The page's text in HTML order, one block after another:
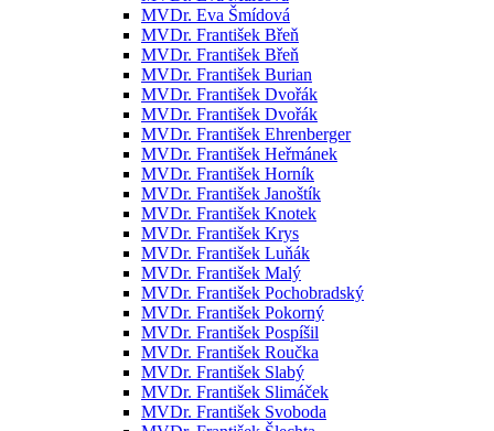
MVDr. Eva Šmídová
MVDr. František Břeň
MVDr. František Břeň
MVDr. František Burian
MVDr. František Dvořák
MVDr. František Dvořák
MVDr. František Ehrenberger
MVDr. František Heřmánek
MVDr. František Horník
MVDr. František Janoštík
MVDr. František Knotek
MVDr. František Krys
MVDr. František Luňák
MVDr. František Malý
MVDr. František Pochobradský
MVDr. František Pokorný
MVDr. František Pospíšil
MVDr. František Roučka
MVDr. František Slabý
MVDr. František Slimáček
MVDr. František Svoboda